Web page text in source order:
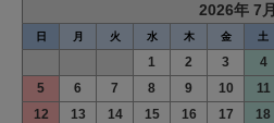
2026年 7月
日 月 火 水 木 金 土
1 2 3
4
5
6 7 8 9 10
11
12
13 14 15 16 17
18